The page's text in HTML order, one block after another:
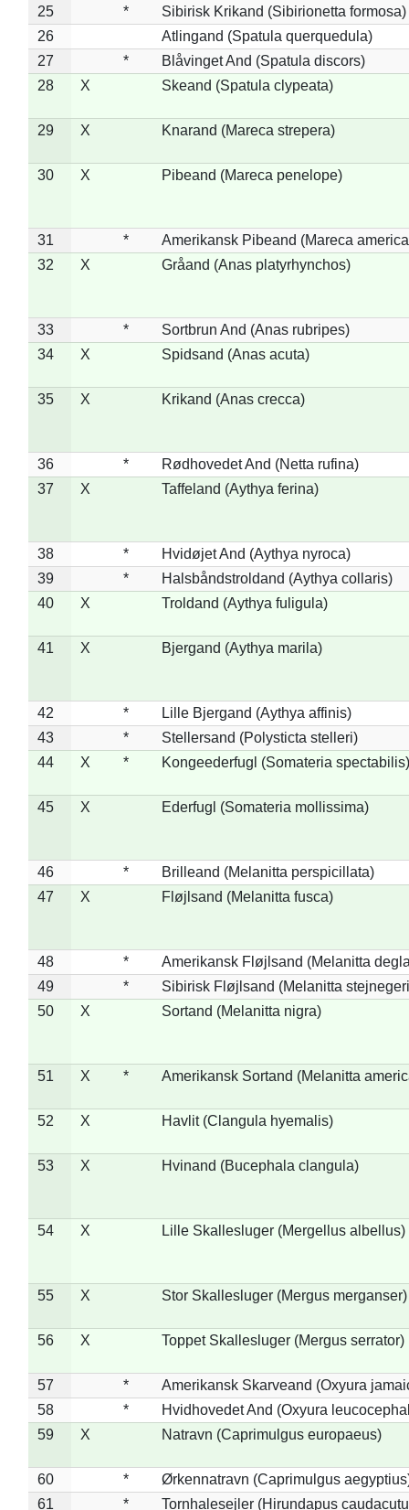
25
*
Sibirisk Krikand (Sibirionetta formosa)
26
Atlingand (Spatula querquedula)
27
*
Blåvinget And (Spatula discors)
28
X Skeand (Spatula clypeata)
29 X Knarand (Mareca strepera)
30 X Pibeand (Mareca penelope)
31 *
Amerikansk Pibeand (Mareca
32
X Gråand (Anas platyrhynchos)
33 *
Sortbrun And (Anas rubripes)
34
X Spidsand (Anas acuta)
35 X Krikand (Anas crecca)
36 *
Rødhovedet And (Netta rufina)
37
X Taffeland (Aythya ferina)
38 *
Hvidøjet And (Aythya nyroca)
39
*
Halsbåndstroldand (Aythya collaris)
40
X Troldand (Aythya fuligula)
41 X Bjergand (Aythya marila)
42 *
Lille Bjergand (Aythya affinis)
43
*
Stellersand (Polysticta stelleri)
44
X * Kongeederfugl (Somateria spectabilis)
45 X Ederfugl (Somateria mollissima)
46 *
Brilleand (Melanitta perspicillata)
47
X Fløjlsand (Melanitta fusca)
48 *
Amerikansk Fløjlsand (Melanitta
49
*
Sibirisk Fløjlsand (Melanitta
50
X Sortand (Melanitta nigra)
51 X * Amerikansk Sortand (Melanitta
52 X Havlit (Clangula hyemalis)
53 X Hvinand (Bucephala clangula)
54 X Lille Skallesluger (Mergellus albellus)
55 X Stor Skallesluger (Mergus merganser)
56 X Toppet Skallesluger (Mergus serrator)
57 *
Amerikansk Skarveand (Oxyura
58
*
Hvidhovedet And (Oxyura
59
X Natravn (Caprimulgus europaeus)
60 *
Ørkennatravn (Caprimulgus
61
* Tornhalesejler (Hirundapus